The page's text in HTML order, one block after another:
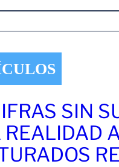
SIN
REALIDAD